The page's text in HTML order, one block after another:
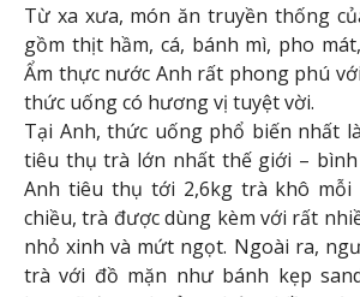
Từ xa xưa, món ăn truyền thống
gồm thịt hầm, cá, bánh mì, pho
Ẩm thực nước Anh rất phong phú
thức uống có hương vị tuyệt vời.
Tại Anh, thức uống phổ biến nhất
tiêu thụ trà lớn nhất thế giới –
Anh tiêu thụ tới 2,6kg trà khô mỗi
chiều, trà được dùng kèm với rất
nhỏ xinh và mứt ngọt. Ngoài ra,
trà với đồ mặn như bánh kẹp